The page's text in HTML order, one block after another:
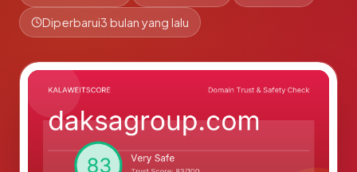
Diperbarui3 bulan yang lalu